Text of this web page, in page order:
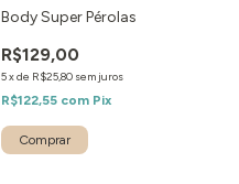
Body Super Pérolas
R$129,00
5xde R$25,80 sem juros
R$122,55 com Pix